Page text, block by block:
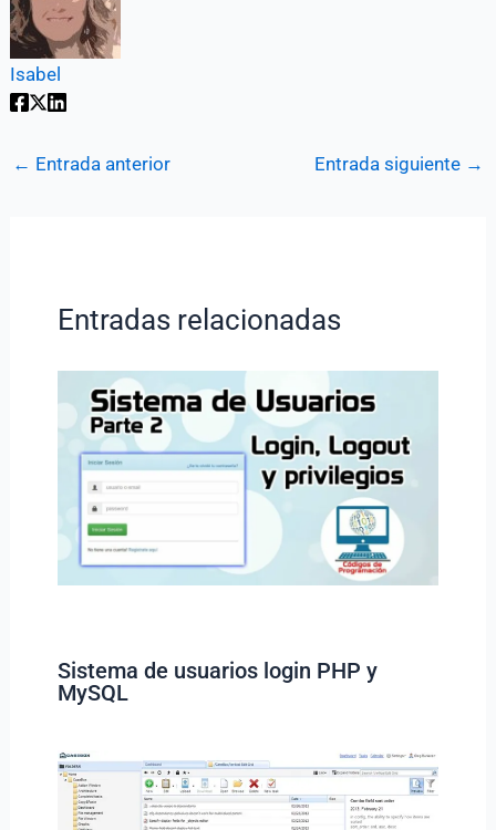
Isabel
← Entrada anterior Entrada siguiente →
Entradas relacionadas
Sistema de usuarios login PHP y
MySQL